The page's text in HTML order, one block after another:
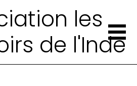
les
de l'Inde